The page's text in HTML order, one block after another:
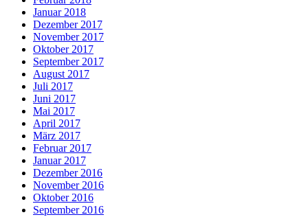
Januar 2018
Dezember 2017
November 2017
Oktober 2017
September 2017
August 2017
Juli 2017
Juni 2017
Mai 2017
April 2017
März 2017
Februar 2017
Januar 2017
Dezember 2016
November 2016
Oktober 2016
September 2016